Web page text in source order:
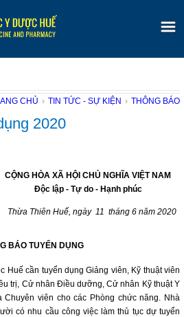
CHỦ › TIN TỨC - SỰ KIỆN › THÔNG BÁO
2020
CỘNG HÒA XÃ HỘI CHỦ NGHĨA VIỆT NAM
Độc lập - Tự do - Hạnh phúc
Thừa Thiên Huế, ngày 11 tháng 6 năm 2020
BÁO TUYỂN DỤNG
cần tuyển dụng Giảng viên, Kỹ thuật viên
trị, Cử nhân Điều dưỡng, Cử nhân Kỹ thuật Y
Chuyên viên cho các Phòng chức năng. Nhà
có nhu cầu công việc làm thủ tục dự tuyển